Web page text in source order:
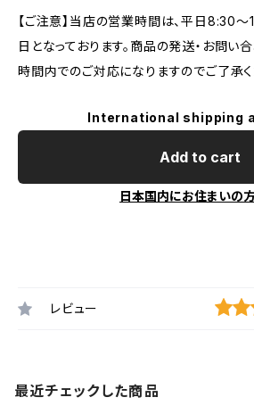
【ご注意】当店の営業時間は、平日8:30
日となっております。商品の発送・お問い
時間内でのご対応になりますのでご了承く
International shipping
Add to cart
日本国内にお住まいの
レビュー
最近チェックした商品